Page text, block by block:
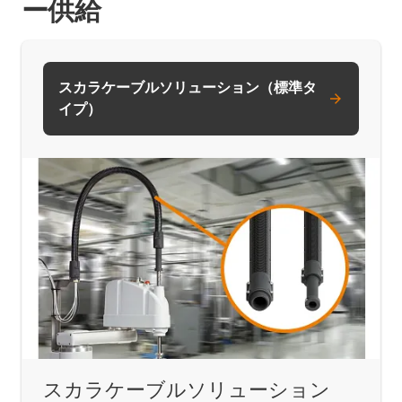
ー供給
スカラケーブルソリューション
スカラケーブルソリューション（標準タ
イプ）